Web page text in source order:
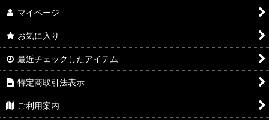
マイページ
お気に入り
最近チェックしたアイテム
特定商取引法表示
ご利用案内